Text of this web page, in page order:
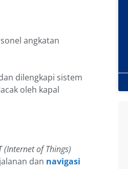
angkatan
dilengkapi sistem
oleh kapal
(Internet of Things)
dan navigasi